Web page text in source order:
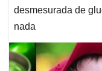
desmesurada de
nada